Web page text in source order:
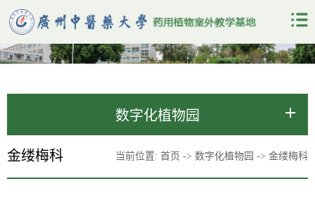
数字化植物园
金缕梅科 当前位置: 首页 -> 数字化植物园 -> 金缕梅科